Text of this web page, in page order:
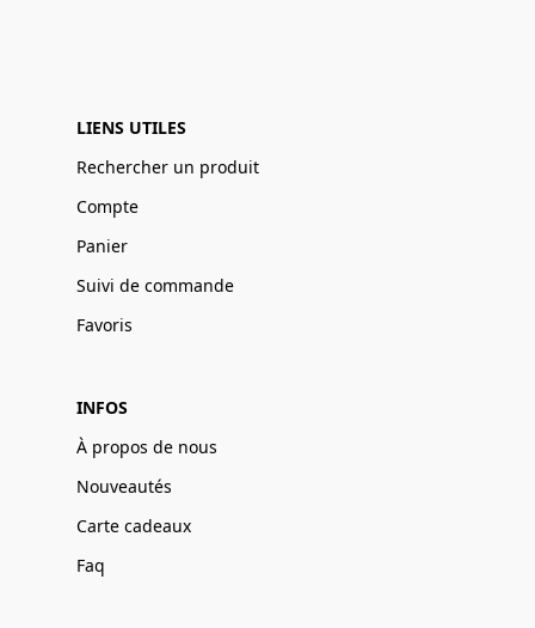
LIENS UTILES
Rechercher un produit
Compte
Panier
Suivi de commande
Favoris
INFOS
À propos de nous
Nouveautés
Carte cadeaux
Faq